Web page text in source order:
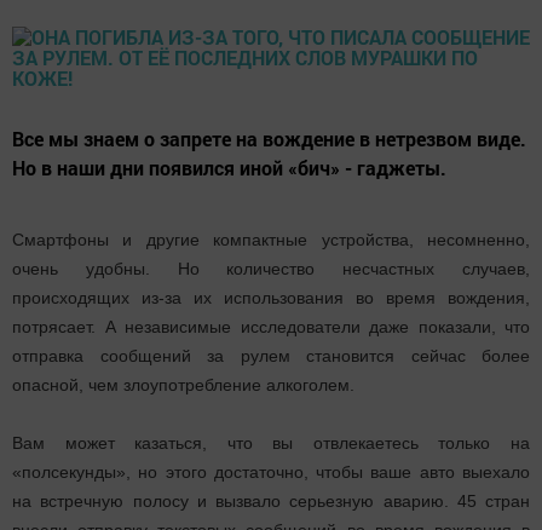
Все мы знаем о запрете на вождение в нетрезвом виде.
Но в наши дни появился иной «бич» - гаджеты.
Смартфоны и другие компактные устройства, несомненно,
очень удобны. Но количество несчастных случаев,
происходящих из-за их использования во время вождения,
потрясает. А независимые исследователи даже показали, что
отправка сообщений за рулем становится сейчас более
опасной, чем злоупотребление алкоголем.
Вам может казаться, что вы отвлекаетесь только на
«полсекунды», но этого достаточно, чтобы ваше авто выехало
на встречную полосу и вызвало серьезную аварию. 45 стран